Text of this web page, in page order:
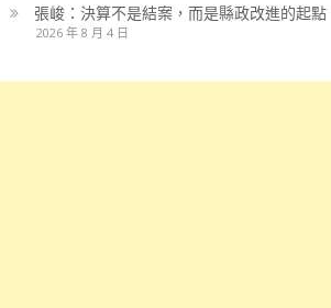
張峻：決算不是結案，而是縣政改進的起點
2026 年 8 月 4 日